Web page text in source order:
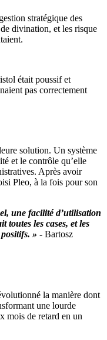
stratégique des
divination, et les risque
était poussif et
pas correctement
solution. Un système
et le contrôle qu’elle
Après avoir
Pleo, à la fois pour son
une facilité d’utilisation
toutes les cases, et les
» - Bartosz
la manière dont
une lourde
mois de retard en un